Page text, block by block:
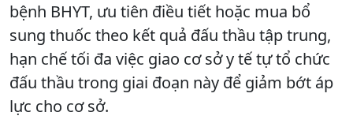
bệnh BHYT, ưu tiên điều tiết hoặc mua bổ
sung thuốc theo kết quả đấu thầu tập trung,
hạn chế tối đa việc giao cơ sở y tế tự tổ chức
đấu thầu trong giai đoạn này để giảm bớt áp
lực cho cơ sở.